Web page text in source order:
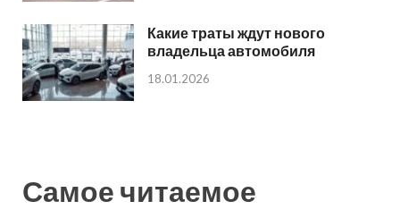
Какие траты ждут нового
владельца автомобиля
18.01.2026
Самое читаемое